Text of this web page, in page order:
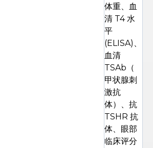
体重、血
清 T4 水
平
(ELISA)、
血清
TSAb（
甲状腺刺
激抗
体）、抗
TSHR 抗
体、眼部
临床评分